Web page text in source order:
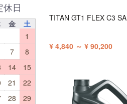
日
金
土
1
7
8
14
15
21
22
28
29
TITAN GT1 FLEX C3
¥ 4,840 ～ ¥ 90,200